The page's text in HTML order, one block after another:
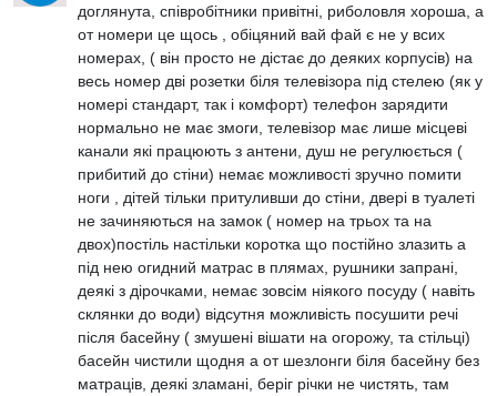
доглянута, співробітники привітні, риболовля хороша, а
от номери це щось , обіцяний вай фай є не у всих
номерах, ( він просто не дістає до деяких корпусів) на
весь номер дві розетки біля телевізора під стелею (як у
номері стандарт, так і комфорт) телефон зарядити
нормально не має змоги, телевізор має лише місцеві
канали які працюють з антени, душ не регулюється (
прибитий до стіни) немає можливості зручно помити
ноги , дітей тільки притуливши до стіни, двері в туалеті
не зачиняються на замок ( номер на трьох та на
двох)постіль настільки коротка що постійно злазить а
під нею огидний матрас в плямах, рушники запрані,
деякі з дірочками, немає зовсім ніякого посуду ( навіть
склянки до води) відсутня можливість посушити речі
після басейну ( змушені вішати на огорожу, та стільці)
басейн чистили щодня а от шезлонги біля басейну без
матраців, деякі зламані, беріг річки не чистять, там